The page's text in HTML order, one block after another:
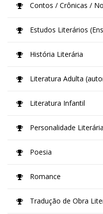
Contos / Crônicas /
Estudos Literários
História Literária
Literatura Adulta
Literatura Infantil
Personalidade
Poesia
Romance
Tradução de Obra